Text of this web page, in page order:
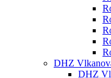
DHZ
DHZ